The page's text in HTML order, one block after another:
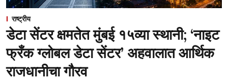
राष्ट्रीय
डेटा सेंटर क्षमतेत मुंबई १५व्या स्थानी; ‘नाइट
फ्रँक ग्लोबल डेटा सेंटर’ अहवालात आर्थिक
राजधानीचा गौरव